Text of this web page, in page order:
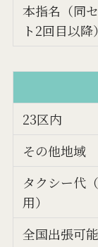
本指名（同
ト2回目以降）
23区内
その他地域
タクシー代
用）
全国出張可能